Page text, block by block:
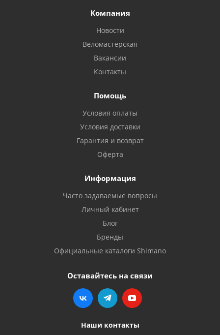
Компания
Новости
Веломастерская
Вакансии
Контакты
Помощь
Условия оплаты
Условия доставки
Гарантия и возврат
Оферта
Информация
Часто задаваемые вопросы
Личный кабинет
Блог
Бренды
Официальные каталоги Shimano
Оставайтесь на связи
Наши контакты